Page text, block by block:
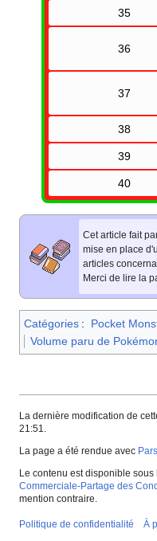
35
36
37
38
39
40
Cet article fait
mise en place
articles
Merci de lire la
Catégories : Pocket
Volume paru de
La dernière modification de
21:51.
La page a été rendue avec
Le contenu est disponible sous
Commerciale-Partage des
mention contraire.
Politique de confidentialité À